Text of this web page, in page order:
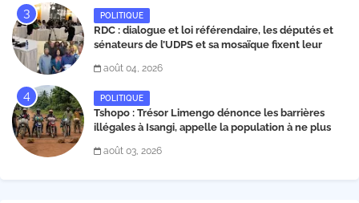
POLITIQUE
RDC : dialogue et loi référendaire, les députés et
sénateurs de l’UDPS et sa mosaïque fixent leur
Matata
août 04, 2026
POLITIQUE
Tshopo : Trésor Limengo dénonce les barrières
illégales à Isangi, appelle la population à ne plus
août 03, 2026